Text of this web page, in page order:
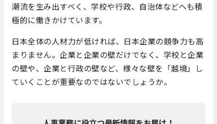
潮流を生み出すべく、学校や行政、自治体などへも積
極的に働きかけています。
日本全体の人材力が低ければ、日本企業の競争力も高
まりません。企業と企業の壁だけでなく、学校と企業
の壁や、企業と行政の壁など、様々な壁を「越境」し
ていくことが重要なのではないでしょうか。